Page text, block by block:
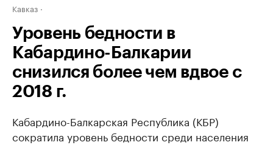
Кавказ
Уровень бедности в
Кабардино-Балкарии
снизился более чем вдвое с
2018 г.
Кабардино-Балкарская Республика (КБР)
сократила уровень бедности среди населения